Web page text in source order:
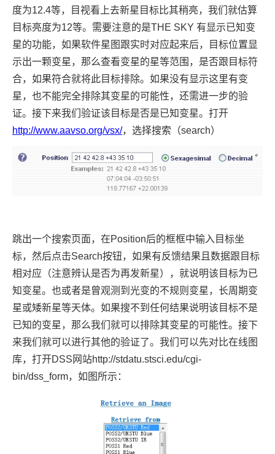
度为12.4等，目视看上去新星目标比其稍亮，我们就估算
目标亮度为12等。需要注意的是THE SKY 有显示已知变
星的功能，如果软件星图跟实时对应起来后，目标位置显
示出一颗变星，那么查看变星的星等范围，是否跟目标符
合，如果符合就将此目标排除。如果没有显示这里有变
星，也不能完全排除其变星的可能性，还需进一步的验
证。接下来我们验证该目标是否是已知变星。打开
http://www.aavso.org/vsx/，选择搜索（search）
跳出一个搜索页面，在Position后的框框中输入目标坐
标，然后点击Search按钮，如果有反馈结果且数据跟目标
相对应（注意辨认是否为再发新星），就说明该目标为已
知变星。也或者是曾观测到光变的不规则变星，长周期变
星或矮新星等天体。如果搜不到任何结果说明该目标不是
已知的变星，那么我们就可以排除其变星的可能性。接下
来我们就可以进行其他的验证了。我们可以先对比在线图
库，打开DSS网站http://stdatu.stsci.edu/cgi-
bin/dss_form，如图所示：